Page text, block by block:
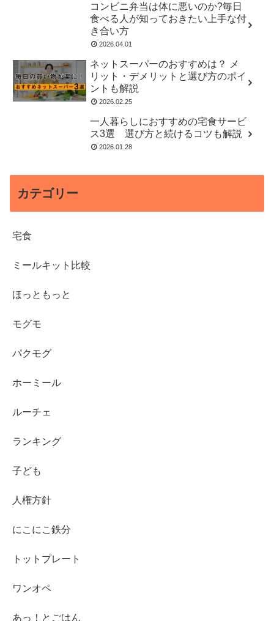
コンビニ弁当は体に悪いのか?毎日
食べる人が知っておきたい上手な付
き合い方
2026.04.01
ネットスーパーのおすすめは？ メ
リット・デメリットと選び方のポイ
ントも解説
2026.02.25
一人暮らしにおすすめの宅食サービ
ス3選 選び方と続けるコツも解説
2026.01.28
カテゴリー
宅食
ミールキット比較
ほっともっと
モグモ
パクモグ
ホーミール
ルーチェ
ランキング
子ども
人権方針
にこにこ鉄分
トットプレート
ワンオペ
あっ！とごはん